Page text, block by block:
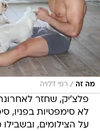
מה זה / רפי דלויה
פלצ'יק, שחזר
לא סימפטיות בפניו,
על הצילומים,